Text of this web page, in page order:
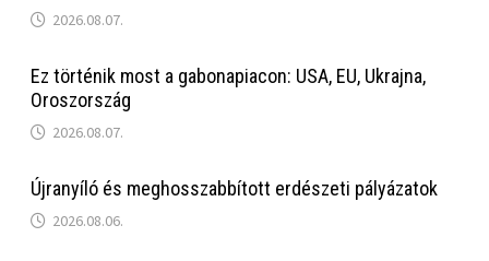
2026.08.07.
Ez történik most a gabonapiacon: USA, EU, Ukrajna,
Oroszország
2026.08.07.
Újranyíló és meghosszabbított erdészeti pályázatok
2026.08.06.